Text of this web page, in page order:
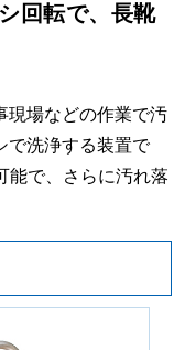
回転で、長靴
現場などの作業で汚
で洗浄する装置で
能で、さらに汚れ落